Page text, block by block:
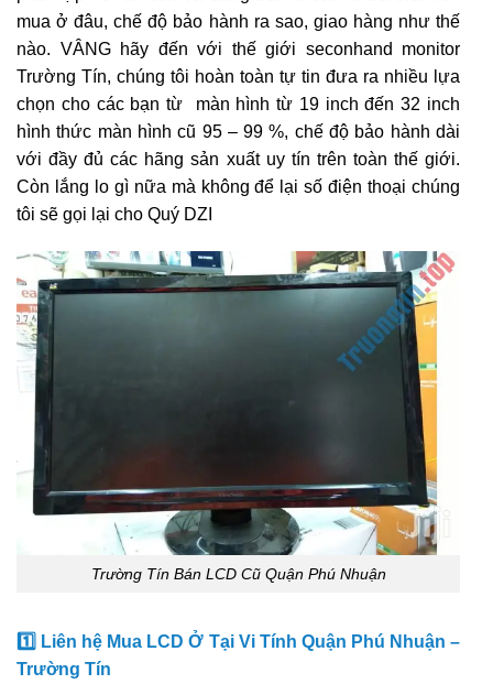
mua ở đâu, chế độ bảo hành ra sao, giao hàng như thế
nào. VÂNG hãy đến với thế giới seconhand monitor
Trường Tín, chúng tôi hoàn toàn tự tin đưa ra nhiều lựa
chọn cho các bạn từ màn hình từ 19 inch đến 32 inch
hình thức màn hình cũ 95 – 99 %, chế độ bảo hành dài
với đầy đủ các hãng sản xuất uy tín trên toàn thế giới.
Còn lắng lo gì nữa mà không để lại số điện thoại chúng
tôi sẽ gọi lại cho Quý DZI
Trường Tín Bán LCD Cũ Quận Phú Nhuận
1️⃣ Liên hệ Mua LCD Ở Tại Vi Tính Quận Phú Nhuận –
Trường Tín